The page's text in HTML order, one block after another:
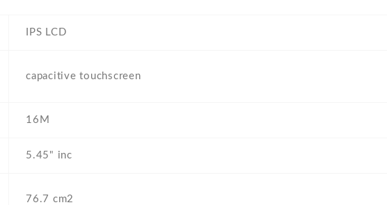
IPS LCD
capacitive touchscreen
16M
5.45" inc
76.7 cm2